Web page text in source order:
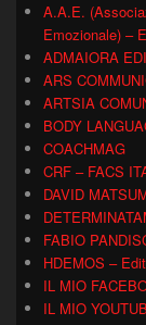
A.A.E.
Emozionale) –
ADMAIORA
ARS
ARTSIA
BODY
COACHMAG
CRF – FACS
DAVID
FABIO
HDEMOS –
IL MIO
IL MIO